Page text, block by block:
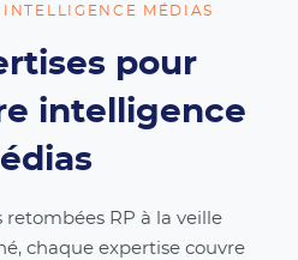
INTELLIGENCE MÉDIAS
pour
intelligence
retombées RP à la veille
chaque expertise couvre